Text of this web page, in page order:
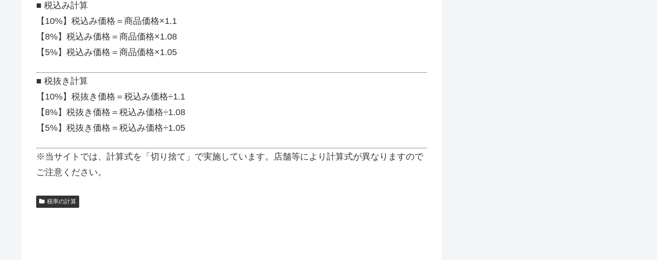
■ 税込み計算
【10%】税込み価格＝商品価格×1.1
【8%】税込み価格＝商品価格×1.08
【5%】税込み価格＝商品価格×1.05
■ 税抜き計算
【10%】税抜き価格＝税込み価格÷1.1
【8%】税抜き価格＝税込み価格÷1.08
【5%】税抜き価格＝税込み価格÷1.05
※当サイトでは、計算式を「切り捨て」で実施しています。店舗等により計算式が異なりますので
ご注意ください。
税率の計算